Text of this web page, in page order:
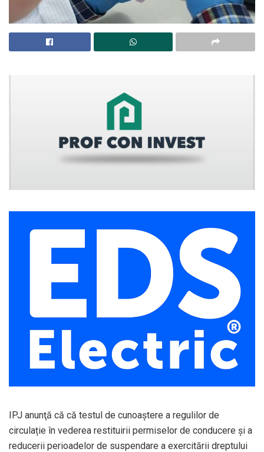
IPJ anunţă că că testul de cunoaștere a regulilor de
circulație în vederea restituirii permiselor de conducere și a
reducerii perioadelor de suspendare a exercitării dreptului